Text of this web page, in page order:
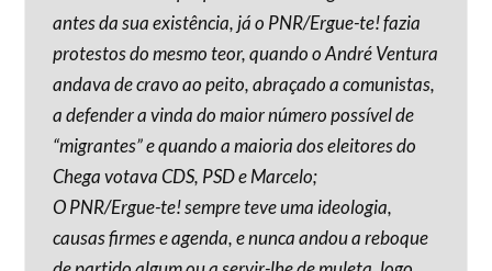
antes da sua existência, já o PNR/Ergue-te! fazia
protestos do mesmo teor, quando o André Ventura
andava de cravo ao peito, abraçado a comunistas,
a defender a vinda do maior número possível de
“migrantes” e quando a maioria dos eleitores do
Chega votava CDS, PSD e Marcelo;
O PNR/Ergue-te! sempre teve uma ideologia,
causas firmes e agenda, e nunca andou a reboque